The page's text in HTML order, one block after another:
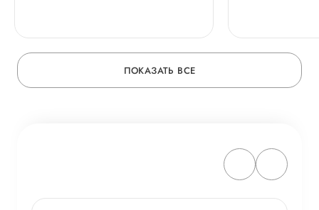
ПОКАЗАТЬ ВСЕ